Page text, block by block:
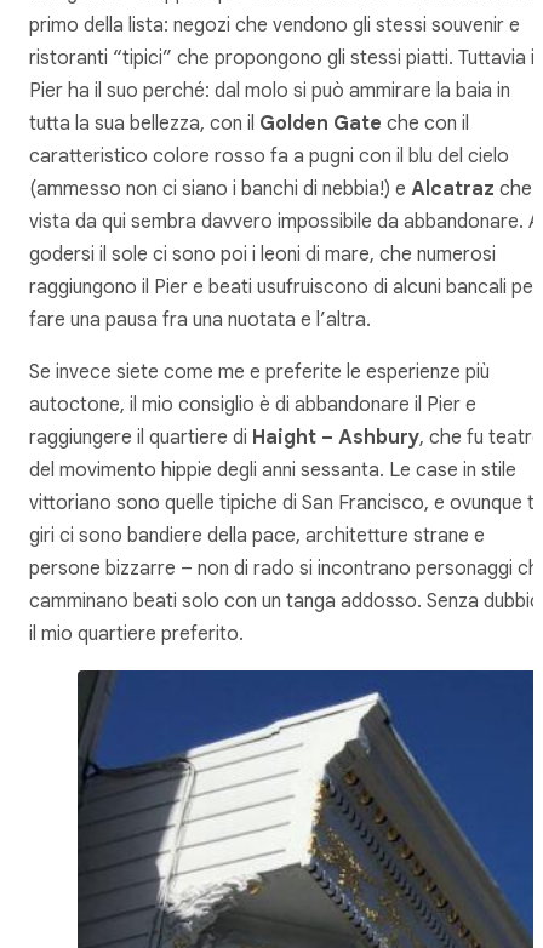
primo della lista: negozi che vendono gli stessi souvenir e
ristoranti “tipici” che propongono gli stessi piatti. Tuttavia il
Pier ha il suo perché: dal molo si può ammirare la baia in
tutta la sua bellezza, con il Golden Gate che con il
caratteristico colore rosso fa a pugni con il blu del cielo
(ammesso non ci siano i banchi di nebbia!) e Alcatraz che
vista da qui sembra davvero impossibile da abbandonare. A
godersi il sole ci sono poi i leoni di mare, che numerosi
raggiungono il Pier e beati usufruiscono di alcuni bancali per
fare una pausa fra una nuotata e l’altra.
Se invece siete come me e preferite le esperienze più
autoctone, il mio consiglio è di abbandonare il Pier e
raggiungere il quartiere di Haight – Ashbury, che fu teatro
del movimento hippie degli anni sessanta. Le case in stile
vittoriano sono quelle tipiche di San Francisco, e ovunque ti
giri ci sono bandiere della pace, architetture strane e
persone bizzarre – non di rado si incontrano personaggi
camminano beati solo con un tanga addosso. Senza dubbio
il mio quartiere preferito.